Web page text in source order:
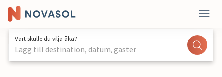
Vart skulle du vilja åka?
Lägg till destination, datum, gäster
1 / 21